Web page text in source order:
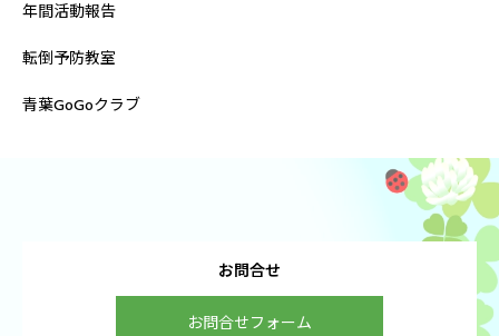
年間活動報告
転倒予防教室
青葉GoGoクラブ
お問合せ
お問合せフォーム